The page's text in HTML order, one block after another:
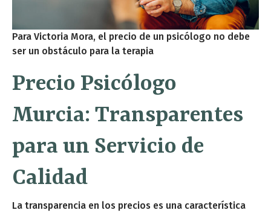
Para Victoria Mora, el precio de un psicólogo no debe
ser un obstáculo para la terapia
Precio Psicólogo
Murcia: Transparentes
para un Servicio de
Calidad
La transparencia en los precios es una característica